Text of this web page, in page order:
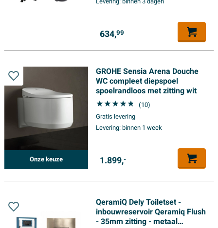
knoppen - mat zwart
634,99
Onze keuze
GROHE Sensia Arena Douche
WC compleet diepspoel
spoelrandloos met zitting wit
(10)
Gratis levering
Levering:binnen 1 week
1.899,-
QeramiQ Dely Toiletset -
inbouwreservoir Qeramiq Flush
- 35mm zitting - metaal